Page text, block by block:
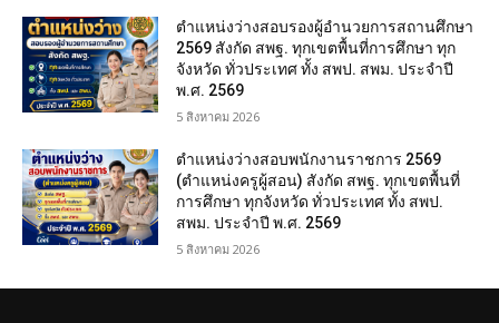
ตำแหน่งว่างสอบรองผู้อำนวยการสถานศึกษา
2569 สังกัด สพฐ. ทุกเขตพื้นที่การศึกษา ทุก
จังหวัด ทั่วประเทศ ทั้ง สพป. สพม. ประจำปี
พ.ศ. 2569
5 สิงหาคม 2026
ตำแหน่งว่างสอบพนักงานราชการ 2569
(ตำแหน่งครูผู้สอน) สังกัด สพฐ. ทุกเขตพื้นที่
การศึกษา ทุกจังหวัด ทั่วประเทศ ทั้ง สพป.
สพม. ประจำปี พ.ศ. 2569
5 สิงหาคม 2026